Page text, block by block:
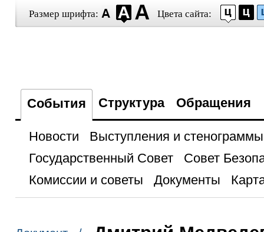
Размер шрифта: Цвета сайта:
События Структура Обращения
Новости
Выступления и стенограммы
Государственный Совет
Совет
Комиссии и советы
Документы